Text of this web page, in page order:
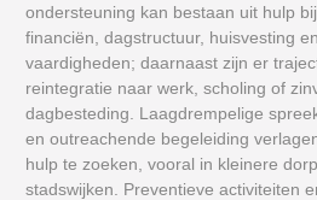
ondersteuning kan bestaan uit hulp
financiën, dagstructuur, huisvesting
vaardigheden; daarnaast zijn er
reintegratie naar werk, scholing of
dagbesteding. Laagdrempelige
en outreachende begeleiding
hulp te zoeken, vooral in kleinere
stadswijken. Preventieve activiteiten